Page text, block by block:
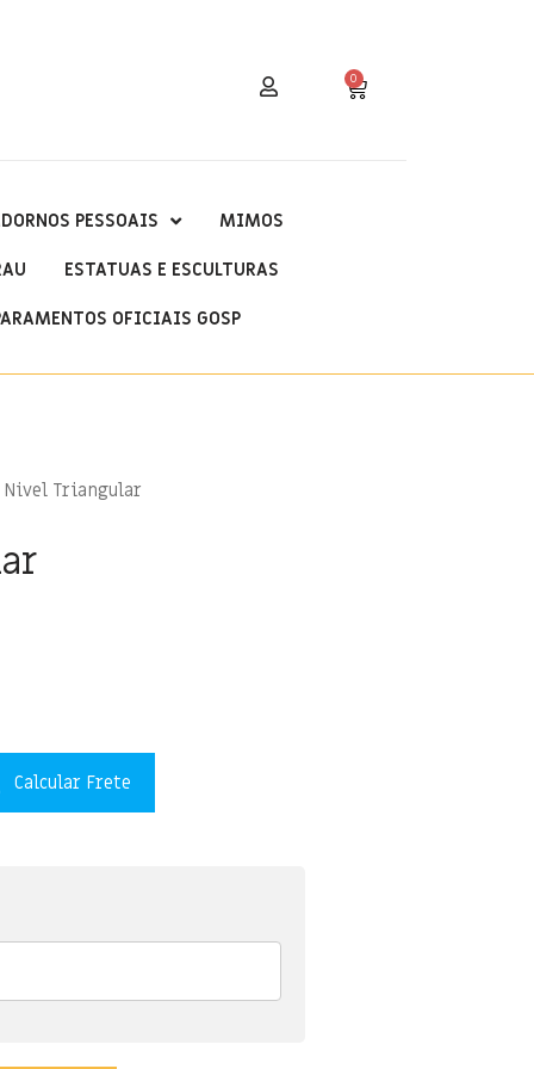
0
PESSOAIS MIMOS
ESTATUAS E ESCULTURAS
OFICIAIS GOSP
Triangular
Calcular Frete